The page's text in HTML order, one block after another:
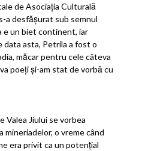
de Asociaţia Culturală
a desfăşurat sub semnul
e un biet continent, iar
data asta, Petrila a fost o
măcar pentru cele câteva
poeţi şi-am stat de vorbă cu
Valea Jiului se vorbea
mineriadelor, o vreme când
era privit ca un potenţial